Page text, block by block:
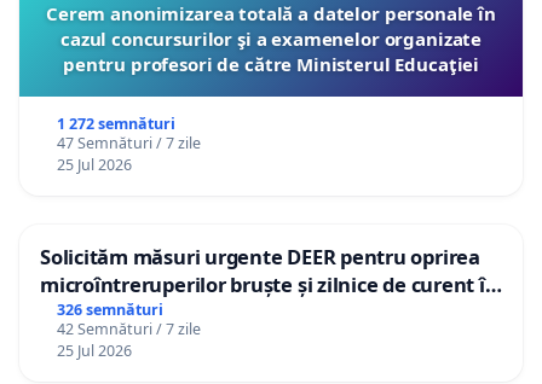
Cerem anonimizarea totală a datelor personale în
cazul concursurilor şi a examenelor organizate
pentru profesori de către Ministerul Educaţiei
1 272 semnături
47 Semnături / 7 zile
25 Jul 2026
Solicităm măsuri urgente DEER pentru oprirea
microîntreruperilor bruște și zilnice de curent în
Sâncraiu de Mureș și Nazna
326 semnături
42 Semnături / 7 zile
25 Jul 2026